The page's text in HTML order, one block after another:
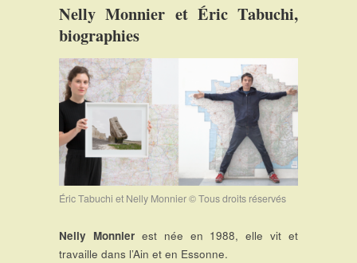
Nelly Monnier et Éric Tabuchi,
biographies
Éric Tabuchi et Nelly Monnier © Tous droits réservés
Nelly Monnierest née en 1988, elle vit et
travaille dans l’Ain et en Essonne.